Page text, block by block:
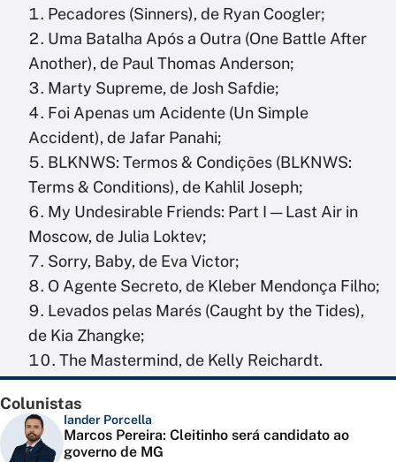
Pecadores (Sinners), de Ryan Coogler;
Uma Batalha Após a Outra (One Battle After
Another), de Paul Thomas Anderson;
Marty Supreme, de Josh Safdie;
Foi Apenas um Acidente (Un Simple
Accident), de Jafar Panahi;
BLKNWS: Termos & Condições (BLKNWS:
Terms & Conditions), de Kahlil Joseph;
My Undesirable Friends: Part I — Last Air in
Moscow, de Julia Loktev;
Sorry, Baby, de Eva Victor;
O Agente Secreto, de Kleber Mendonça Filho;
Levados pelas Marés (Caught by the Tides),
de Kia Zhangke;
The Mastermind, de Kelly Reichardt.
Colunistas
Iander Porcella
Marcos Pereira: Cleitinho será candidato ao
governo de MG